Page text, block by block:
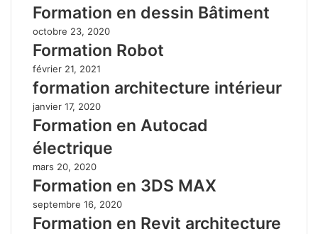
Formation en dessin Bâtiment
octobre 23, 2020
Formation Robot
février 21, 2021
formation architecture intérieur
janvier 17, 2020
Formation en Autocad
électrique
mars 20, 2020
Formation en 3DS MAX
septembre 16, 2020
Formation en Revit architecture